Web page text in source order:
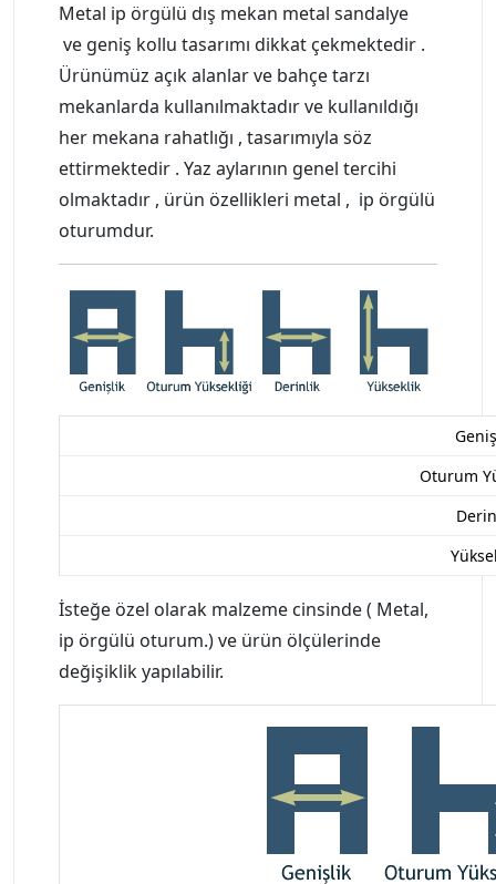
Metal ip örgülü dış mekan metal sandalye
ve geniş kollu tasarımı dikkat çekmektedir .
Ürünümüz açık alanlar ve bahçe tarzı
mekanlarda kullanılmaktadır ve kullanıldığı
her mekana rahatlığı , tasarımıyla söz
ettirmektedir . Yaz aylarının genel tercihi
olmaktadır , ürün özellikleri metal , ip örgülü
oturumdur.
Oturum
İsteğe özel olarak malzeme cinsinde ( Metal,
ip örgülü oturum.) ve ürün ölçülerinde
değişiklik yapılabilir.